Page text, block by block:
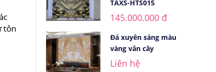
tôn
TAXS-HTS015
145.000.000 đ
Đá xuyên sáng màu
vàng vân cây
Liên hệ